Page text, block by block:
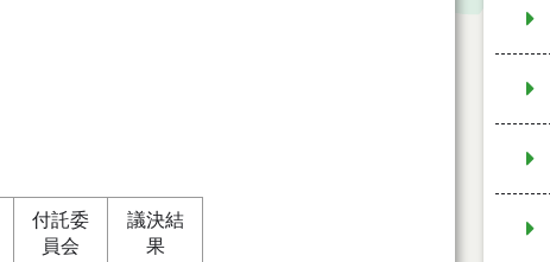
付託委
員会
議決結
果